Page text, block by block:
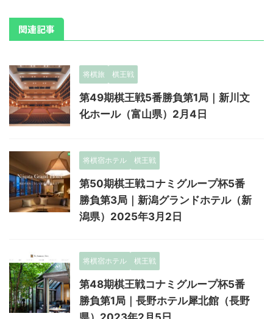
関連記事
将棋旅 棋王戦
第49期棋王戦5番勝負第1局｜新川文
化ホール（富山県）2月4日
将棋宿ホテル 棋王戦
第50期棋王戦コナミグループ杯5番
勝負第3局｜新潟グランドホテル（新
潟県）2025年3月2日
将棋宿ホテル 棋王戦
第48期棋王戦コナミグループ杯5番
勝負第1局｜長野ホテル犀北館（長野